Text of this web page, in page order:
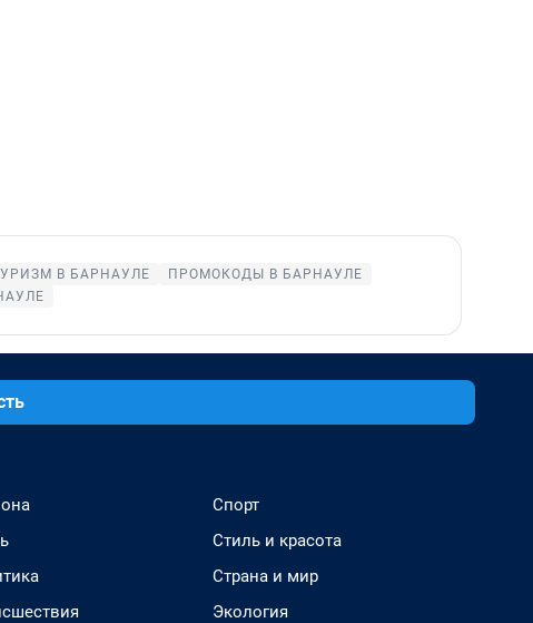
В БАРНАУЛЕ
ПРОМОКОДЫ В БАРНАУЛЕ
Спорт
Стиль и красота
Страна и мир
Экология